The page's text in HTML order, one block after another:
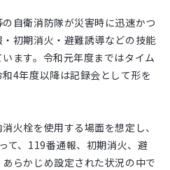
自衛消防隊が災害時に迅速かつ
初期消火・避難誘導などの技能
ます。 令和元年度まではタイム
4年度以降は記録会として形を
火栓を使用する場面を想定し、
て、119番通報、初期消火、避
らかじめ設定された状況の中で